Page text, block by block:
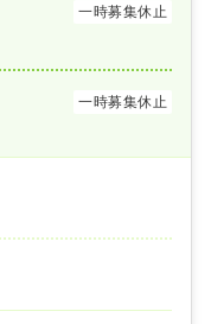
一時募集休止
一時募集休止